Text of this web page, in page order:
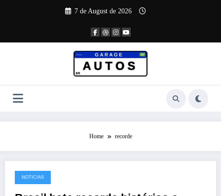
7 de August de 2026
Home recorde
21 de January de 2026
NOTICIAS